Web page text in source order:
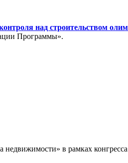
над строительством
Программы».
недвижимости» в рамках